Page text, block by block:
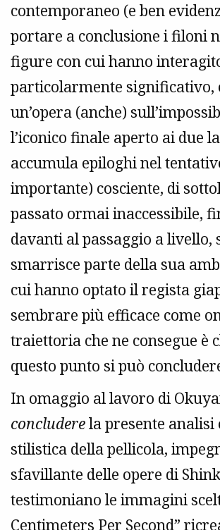
contemporaneo (e ben
portare a conclusione i filoni
figure con cui hanno
particolarmente significativo,
un’opera (anche)
l’iconico finale aperto ai due
accumula epiloghi nel
importante) cosciente, di
passato ormai inaccessibile,
davanti al passaggio a livello,
smarrisce parte della sua
cui hanno optato il regista
sembrare più efficace come
traiettoria che ne consegue è
questo punto si può
In omaggio al lavoro di
concluderela presente analisi
stilistica della pellicola,
sfavillante delle opere di
testimoniano le immagini
Centimeters Per Second”